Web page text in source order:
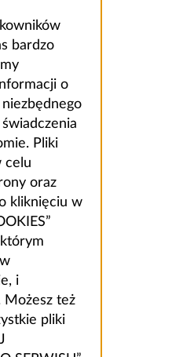
bardzo
o
Pliki
celu
oraz
kliknięciu w
i
Możesz też
pliki